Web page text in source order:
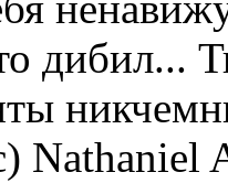
дибил...
Nathaniel